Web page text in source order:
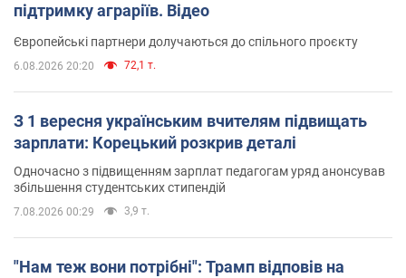
підтримку аграріїв. Відео
Європейські партнери долучаються до спільного проєкту
6.08.2026 20:20 72,1 т.
З 1 вересня українським вчителям підвищать
зарплати: Корецький розкрив деталі
Одночасно з підвищенням зарплат педагогам уряд анонсував
збільшення студентських стипендій
7.08.2026 00:29 3,9 т.
"Нам теж вони потрібні": Трамп відповів на